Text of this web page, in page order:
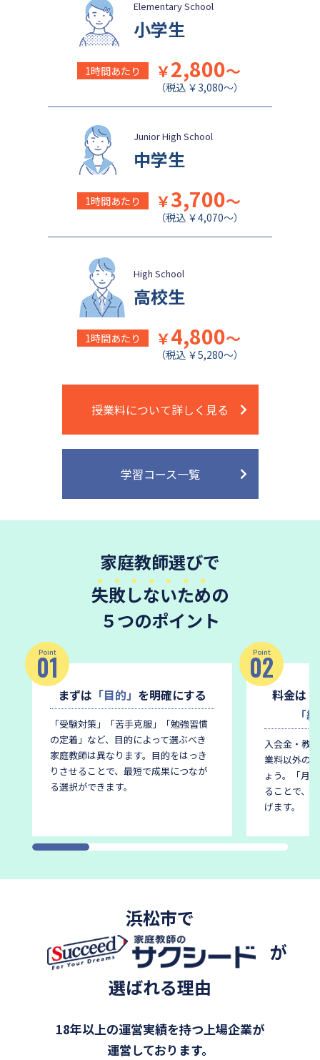
日本女子大学附属中学校 公文国際学園中等部
Elementary School
小学生
1時間あたり ￥2,800～
（税込 ￥3,080～）
Junior High School
中学生
1時間あたり ￥3,700～
（税込 ￥4,070～）
High School
高校生
1時間あたり ￥4,800～
（税込 ￥5,280～）
授業料について詳しく見る
学習コース一覧
家庭教師選びで
失敗しないための
５つのポイント
Point
01
まずは 「目的」 を明確にする
「受験対策」「苦手克服」「勉強習慣
の定着」など、目的によって選ぶべき
家庭教師は異なります。 目的をはっき
りさせることで、最短で成果につなが
る選択ができます。
Point
02
料金は
「
入会金・教
業料以外の
ょう。
「月
ることで、
げます。
浜松市で
が
選ばれる理由
18年以上の運営実績を持つ上場企業が
運営しております。